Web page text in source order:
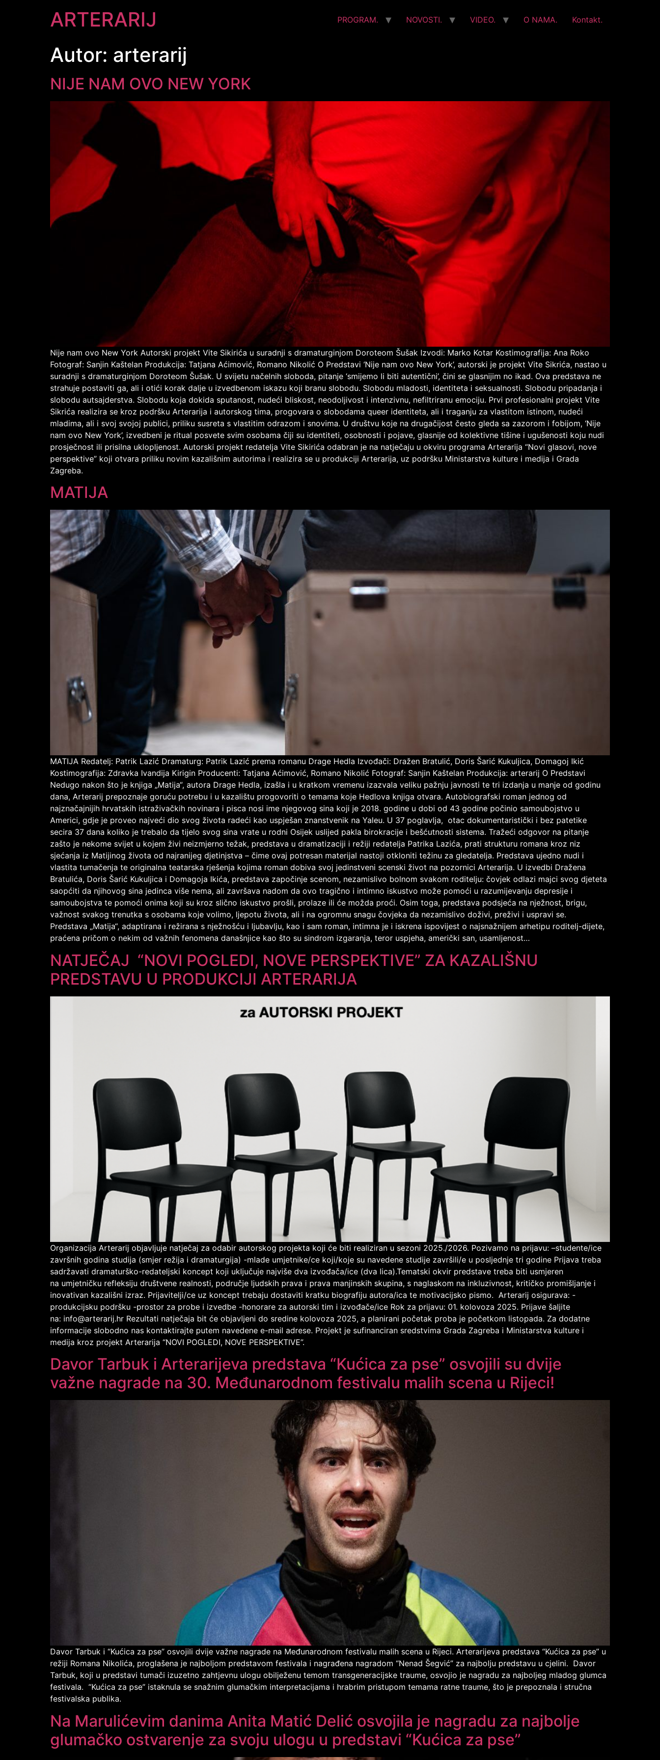
ARTERARIJ PROGRAM. NOVOSTI. VIDEO. O NAMA. Kontakt.
Autor: arterarij
NIJE NAM OVO NEW YORK
Nije nam ovo New York Autorski projekt Vite Sikirića u suradnji s dramaturginjom Doroteom Šušak Izvodi: Marko Kotar Kostimografija: Ana Roko
Fotograf: Sanjin Kaštelan Produkcija: Tatjana Aćimović, Romano Nikolić O Predstavi ‘Nije nam ovo New York’, autorski je projekt Vite Sikrića, nastao u
suradnji s dramaturginjom Doroteom Šušak. U svijetu načelnih sloboda, pitanje ‘smijemo li biti autentični’, čini se glasnijim no ikad. Ova predstava ne
strahuje postaviti ga, ali i otići korak dalje u izvedbenom iskazu koji branu slobodu. Slobodu mladosti, identiteta i seksualnosti. Slobodu pripadanja i
slobodu autsajderstva. Slobodu koja dokida sputanost, nudeći bliskost, neodoljivost i intenzivnu, nefiltriranu emociju. Prvi profesionalni projekt Vite
Sikrića realizira se kroz podršku Arterarija i autorskog tima, progovara o slobodama queer identiteta, ali i traganju za vlastitom istinom, nudeći
mladima, ali i svoj svojoj publici, priliku susreta s vlastitim odrazom i snovima. U društvu koje na drugačijost često gleda sa zazorom i fobijom, ‘Nije
nam ovo New York’, izvedbeni je ritual posvete svim osobama čiji su identiteti, osobnosti i pojave, glasnije od kolektivne tišine i ugušenosti koju nudi
prosječnost ili prisilna uklopljenost. Autorski projekt redatelja Vite Sikirića odabran je na natječaju u okviru programa Arterarija “Novi glasovi, nove
perspektive” koji otvara priliku novim kazališnim autorima i realizira se u produkciji Arterarija, uz podršku Ministarstva kulture i medija i Grada
Zagreba.
MATIJA
MATIJA Redatelj: Patrik Lazić Dramaturg: Patrik Lazić prema romanu Drage Hedla Izvođači: Dražen Bratulić, Doris Šarić Kukuljica, Domagoj Ikić
Kostimografija: Zdravka Ivandija Kirigin Producenti: Tatjana Aćimović, Romano Nikolić Fotograf: Sanjin Kaštelan Produkcija: arterarij O Predstavi
Nedugo nakon što je knjiga „Matija“, autora Drage Hedla, izašla i u kratkom vremenu izazvala veliku pažnju javnosti te tri izdanja u manje od godinu
dana, Arterarij prepoznaje goruću potrebu i u kazalištu progovoriti o temama koje Hedlova knjiga otvara. Autobiografski roman jednog od
najznačajnijih hrvatskih istraživačkih novinara i pisca nosi ime njegovog sina koji je 2018. godine u dobi od 43 godine počinio samoubojstvo u
Americi, gdje je proveo najveći dio svog života radeći kao uspješan znanstvenik na Yaleu. U 37 poglavlja, otac dokumentaristički i bez patetike
secira 37 dana koliko je trebalo da tijelo svog sina vrate u rodni Osijek uslijed pakla birokracije i bešćutnosti sistema. Tražeći odgovor na pitanje
zašto je nekome svijet u kojem živi neizmjerno težak, predstava u dramatizaciji i režiji redatelja Patrika Lazića, prati strukturu romana kroz niz
sjećanja iz Matijinog života od najranijeg djetinjstva – čime ovaj potresan materijal nastoji otkloniti težinu za gledatelja. Predstava ujedno nudi i
vlastita tumačenja te originalna teatarska rješenja kojima roman dobiva svoj jedinstveni scenski život na pozornici Arterarija. U izvedbi Dražena
Bratulića, Doris Šarić Kukuljica i Domagoja Ikića, predstava započinje scenom, nezamislivo bolnom svakom roditelju: čovjek odlazi majci svog djeteta
saopćiti da njihovog sina jedinca više nema, ali završava nadom da ovo tragično i intimno iskustvo može pomoći u razumijevanju depresije i
samoubojstva te pomoći onima koji su kroz slično iskustvo prošli, prolaze ili će možda proći. Osim toga, predstava podsjeća na nježnost, brigu,
važnost svakog trenutka s osobama koje volimo, ljepotu života, ali i na ogromnu snagu čovjeka da nezamislivo doživi, preživi i uspravi se.
Predstava „Matija“, adaptirana i režirana s nježnošću i ljubavlju, kao i sam roman, intimna je i iskrena ispovijest o najsnažnijem arhetipu roditelj-dijete,
praćena pričom o nekim od važnih fenomena današnjice kao što su sindrom izgaranja, teror uspjeha, američki san, usamljenost…
NATJEČAJ “NOVI POGLEDI, NOVE PERSPEKTIVE” ZA KAZALIŠNU
PREDSTAVU U PRODUKCIJI ARTERARIJA
Organizacija Arterarij objavljuje natječaj za odabir autorskog projekta koji će biti realiziran u sezoni 2025./2026. Pozivamo na prijavu: –studente/ice
završnih godina studija (smjer režija i dramaturgija) -mlade umjetnike/ce koji/koje su navedene studije završili/e u posljednje tri godine Prijava treba
sadržavati dramaturško-redateljski koncept koji uključuje najviše dva izvođača/ice (dva lica).Tematski okvir predstave treba biti usmjeren
na umjetničku refleksiju društvene realnosti, područje ljudskih prava i prava manjinskih skupina, s naglaskom na inkluzivnost, kritičko promišljanje i
inovativan kazališni izraz. Prijavitelji/ce uz koncept trebaju dostaviti kratku biografiju autora/ica te motivacijsko pismo. Arterarij osigurava: -
produkcijsku podršku -prostor za probe i izvedbe -honorare za autorski tim i izvođače/ice Rok za prijavu: 01. kolovoza 2025. Prijave šaljite
na: info@arterarij.hr Rezultati natječaja bit će objavljeni do sredine kolovoza 2025, a planirani početak proba je početkom listopada. Za dodatne
informacije slobodno nas kontaktirajte putem navedene e-mail adrese. Projekt je sufinanciran sredstvima Grada Zagreba i Ministarstva kulture i
medija kroz projekt Arterarija “NOVI POGLEDI, NOVE PERSPEKTIVE”.
Davor Tarbuk i Arterarijeva predstava “Kućica za pse” osvojili su dvije
važne nagrade na 30. Međunarodnom festivalu malih scena u Rijeci!
Davor Tarbuk i “Kućica za pse” osvojili dvije važne nagrade na Međunarodnom festivalu malih scena u Rijeci. Arterarijeva predstava “Kućica za pse” u
režiji Romana Nikolića, proglašena je najboljom predstavom festivala i nagrađena nagradom “Nenad Šegvić” za najbolju predstavu u cjelini. Davor
Tarbuk, koji u predstavi tumači izuzetno zahtjevnu ulogu obilježenu temom transgeneracijske traume, osvojio je nagradu za najboljeg mladog glumca
festivala. “Kućica za pse” istaknula se snažnim glumačkim interpretacijama i hrabrim pristupom temama ratne traume, što je prepoznala i stručna
festivalska publika.
Na Marulićevim danima Anita Matić Delić osvojila je nagradu za najbolje
glumačko ostvarenje za svoju ulogu u predstavi “Kućica za pse”